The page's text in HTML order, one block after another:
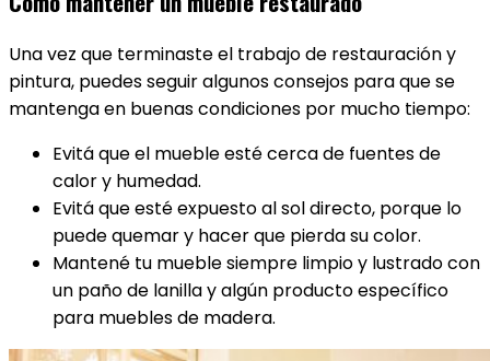
Una vez que terminaste el trabajo de restauración y
pintura, puedes seguir algunos consejos para que se
mantenga en buenas condiciones por mucho tiempo:
Evitá que el mueble esté cerca de fuentes de
calor y humedad.
Evitá que esté expuesto al sol directo, porque lo
puede quemar y hacer que pierda su color.
Mantené tu mueble siempre limpio y lustrado con
un paño de lanilla y algún producto específico
para muebles de madera.